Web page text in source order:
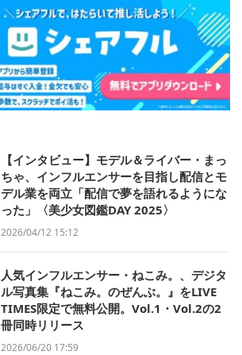
【インタビュー】モデル＆ライバー・まっ
ちゃ、インフルエンサーを目指し配信とモ
デル業を両立「配信で夢を語れるようにな
った」〈美少女図鑑DAY 2025〉
2026/04/12 15:12
人気インフルエンサー・ねこみ。、デジタ
ル写真集『ねこみ。のぜんぶ。』をLIVE
TIMES限定で無料公開。Vol.1・Vol.2の2
冊同時リリース
2026/06/20 17:59